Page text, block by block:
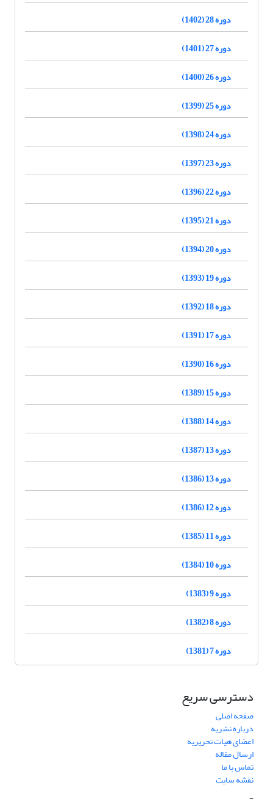
دوره 28 (1402)
دوره 27 (1401)
دوره 26 (1400)
دوره 25 (1399)
دوره 24 (1398)
دوره 23 (1397)
دوره 22 (1396)
دوره 21 (1395)
دوره 20 (1394)
دوره 19 (1393)
دوره 18 (1392)
دوره 17 (1391)
دوره 16 (1390)
دوره 15 (1389)
دوره 14 (1388)
دوره 13 (1387)
دوره 13 (1386)
دوره 12 (1386)
دوره 11 (1385)
دوره 10 (1384)
دوره 9 (1383)
دوره 8 (1382)
دوره 7 (1381)
دسترسی سریع
صفحه اصلی
درباره نشریه
اعضای هیات تحریریه
ارسال مقاله
تماس با ما
نقشه سایت